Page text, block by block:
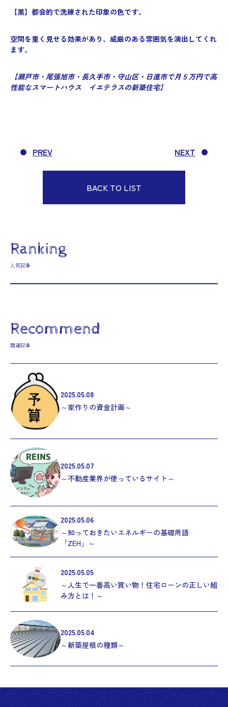
【黒】 都会的で洗練された印象の色です。
空間を重く見せる効果があり、威厳のある雰囲気を演出してくれ
ます。
【瀬戸市・尾張旭市・長久手市・守山区・日進市で月５万円で高
性能なスマートハウス イエテラスの新築住宅】
PREV NEXT
BACK TO LIST
Ranking
人気記事
Recommend
関連記事
2025.05.08
～家作りの資金計画～
2025.05.07
～不動産業界が使っているサイト～
2025.05.06
～知っておきたいエネルギーの基礎用語
「ZEH」～
2025.05.05
～人生で一番高い買い物！住宅ローンの正しい組
み方とは！～
2025.05.04
～新築屋根の種類～